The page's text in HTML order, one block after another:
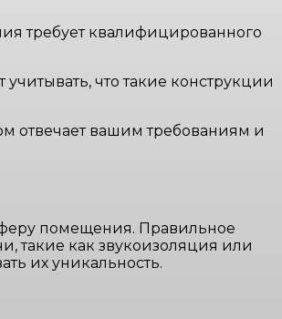
требует квалифицированного
что такие конструкции
отвечает вашим требованиям и
помещения. Правильное
такие как звукоизоляция или
их уникальность.